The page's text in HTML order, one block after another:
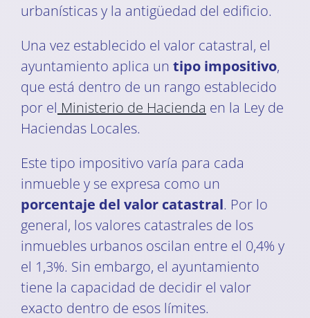
urbanísticas y la antigüedad del edificio.
Una vez establecido el valor catastral, el
ayuntamiento aplica un tipo impositivo,
que está dentro de un rango establecido
por el Ministerio de Hacienda en la Ley de
Haciendas Locales.
Este tipo impositivo varía para cada
inmueble y se expresa como un
porcentaje del valor catastral. Por lo
general, los valores catastrales de los
inmuebles urbanos oscilan entre el 0,4% y
el 1,3%. Sin embargo, el ayuntamiento
tiene la capacidad de decidir el valor
exacto dentro de esos límites.